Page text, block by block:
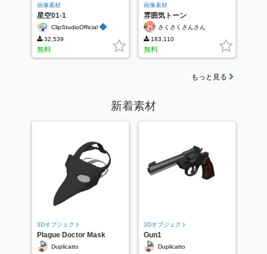
画像素材
星空01-1
ClipStudioOfficial ◆
32,539
無料
画像素材
雰囲気トーン
さくさくさんさん
183,110
無料
もっと見る
新着素材
3Dオブジェクト
Plague Doctor Mask
Duplicatto
3Dオブジェクト
Gun1
Duplicatto